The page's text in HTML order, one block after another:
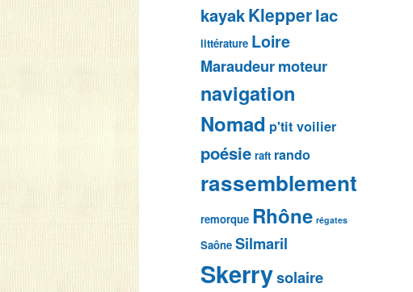
kayakKlepperlac
littérature Loire
Maraudeurmoteur
navigation
Nomad p'tit voilier
poésie raft rando
rassemblement
remorque Rhône régates
Saône Silmaril
Skerrysolaire